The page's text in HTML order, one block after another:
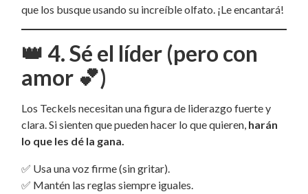
que los busque usando su increíble olfato. ¡Le encantará!
👑 4. Sé el líder (pero con
amor 💕)
Los Teckels necesitan una figura de liderazgo fuerte y
clara. Si sienten que pueden hacer lo que quieren, harán
lo que les dé la gana.
✅ Usa una voz firme (sin gritar).
✅ Mantén las reglas siempre iguales.